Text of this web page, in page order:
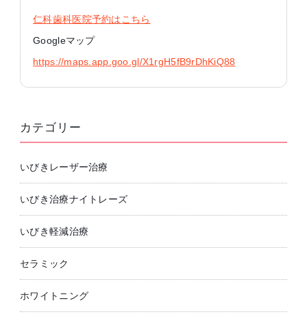
仁科歯科医院予約はこちら
Googleマップ
https://maps.app.goo.gl/X1rgH5fB9rDhKiQ88
カテゴリー
いびきレーザー治療
いびき治療ナイトレーズ
いびき軽減治療
セラミック
ホワイトニング